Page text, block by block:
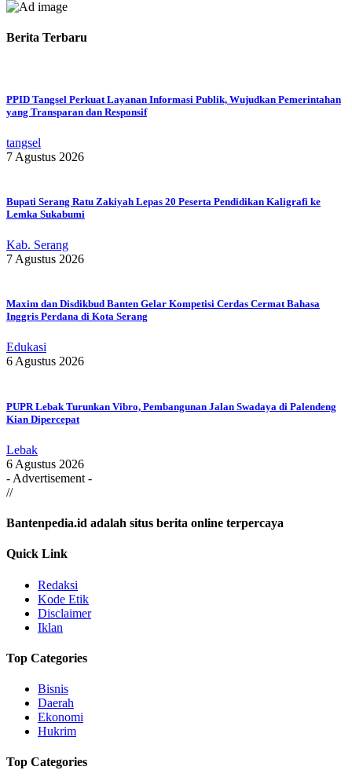
Berita Terbaru
PPID Tangsel Perkuat Layanan Informasi Publik, Wujudkan Pemerintahan
yang Transparan dan Responsif
tangsel
7 Agustus 2026
Bupati Serang Ratu Zakiyah Lepas 20 Peserta Pendidikan Kaligrafi ke
Lemka Sukabumi
Kab. Serang
7 Agustus 2026
Maxim dan Disdikbud Banten Gelar Kompetisi Cerdas Cermat Bahasa
Inggris Perdana di Kota Serang
Edukasi
6 Agustus 2026
PUPR Lebak Turunkan Vibro, Pembangunan Jalan Swadaya di Palendeng
Kian Dipercepat
Lebak
6 Agustus 2026
- Advertisement -
//
Bantenpedia.id adalah situs berita online terpercaya
Quick Link
Redaksi
Kode Etik
Disclaimer
Iklan
Top Categories
Bisnis
Daerah
Ekonomi
Hukrim
Top Categories